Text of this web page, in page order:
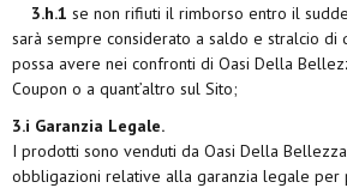
3.h.1 se non rifiuti il rimborso entro il
sarà sempre considerato a saldo e stralcio di
possa avere nei confronti di Oasi Della
Coupon o a quant’altro sul Sito;
3.i Garanzia Legale.
I prodotti sono venduti da Oasi Della
obbligazioni relative alla garanzia legale per